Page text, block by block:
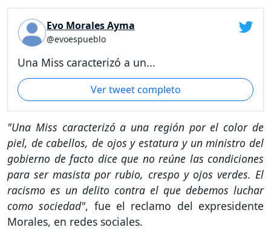
Evo Morales Ayma
@evoespueblo
Una Miss caracterizó a un...
Ver tweet completo
"Una Miss caracterizó a una región por el color de
piel, de cabellos, de ojos y estatura y un ministro del
gobierno de facto dice que no reúne las condiciones
para ser masista por rubio, crespo y ojos verdes. El
racismo es un delito contra el que debemos luchar
como sociedad", fue el reclamo del expresidente
Morales, en redes sociales.